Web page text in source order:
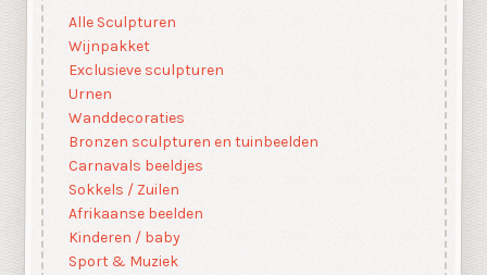
Alle Sculpturen
Wijnpakket
Exclusieve sculpturen
Urnen
Wanddecoraties
Bronzen sculpturen en tuinbeelden
Carnavals beeldjes
Sokkels / Zuilen
Afrikaanse beelden
Kinderen / baby
Sport & Muziek